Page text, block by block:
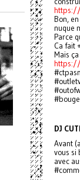
https://
Bon,
nuque
Parce
Ca fait
Mais
https://
DJ
Avant
vous si
avec